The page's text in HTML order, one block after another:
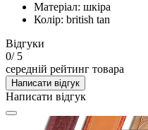
Матеріал: шкіра
Колір: british tan
Відгуки
0/ 5
середній рейтинг товара
Написати відгук
Написати відгук